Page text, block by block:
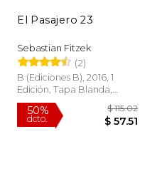
El Pasajero 23
Sebastian Fitzek
(2)
B (Ediciones B), 2016, 1
Edición, Tapa Blanda,
Usado